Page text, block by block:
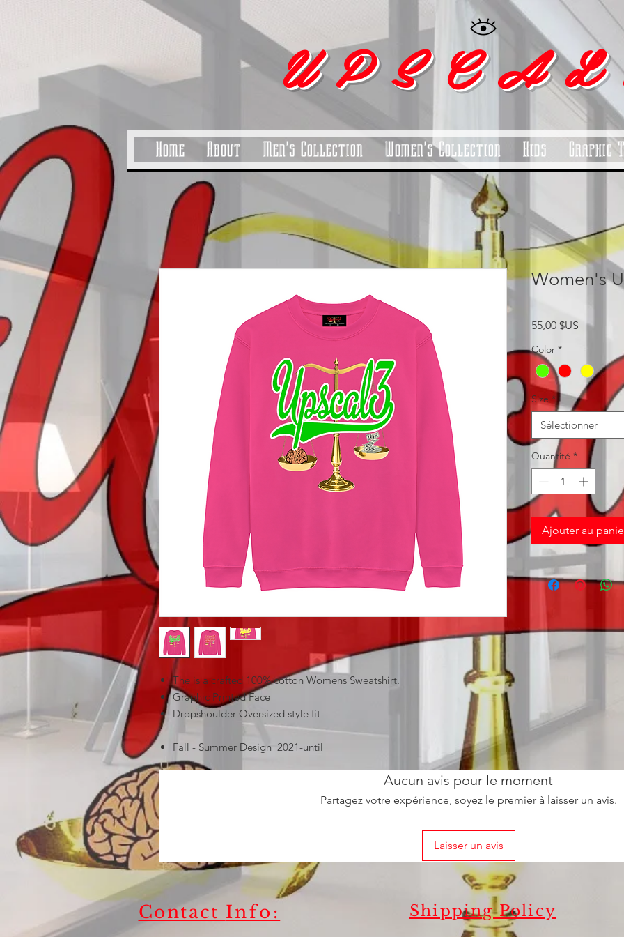
U P S C A L
Home About Men's Collection Women's Collection Kids Graphic
The is a crafted 100% cotton Womens Sweatshirt.
Graphic Printed Face
Dropshoulder Oversized style fit
Fall - Summer Design 2021-until
Women's
55,00 $USPrix
Color *
Size *
Sélectionner
Quantité *
Ajouter au
Aucun avis pour le moment
Partagez votre expérience, soyez le premier à laisser un avis.
Laisser un avis
Contact Info: Shipping Policy